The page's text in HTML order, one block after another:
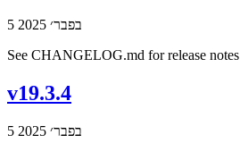
5 בפבר׳ 2025
See CHANGELOG.md for release notes
v19.3.4
5 בפבר׳ 2025